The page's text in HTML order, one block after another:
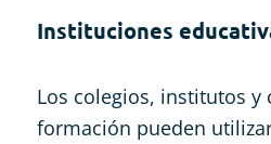
Instituciones
Los colegios, institutos y
formación pueden